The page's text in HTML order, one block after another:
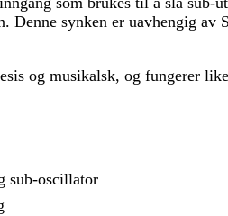
Denne synken er uavhengig
og musikalsk, og fungerer
sub-oscillator